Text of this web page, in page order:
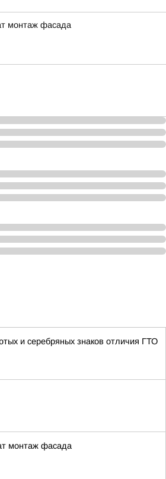
монтаж фасада
и серебряных знаков отличия ГТО
монтаж фасада